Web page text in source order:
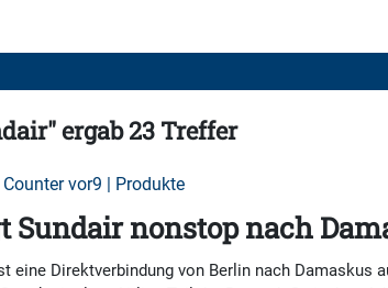
ergab 23 Treffer
vor9 | Produkte
Sundair nonstop nach
eine Direktverbindung von Berlin nach